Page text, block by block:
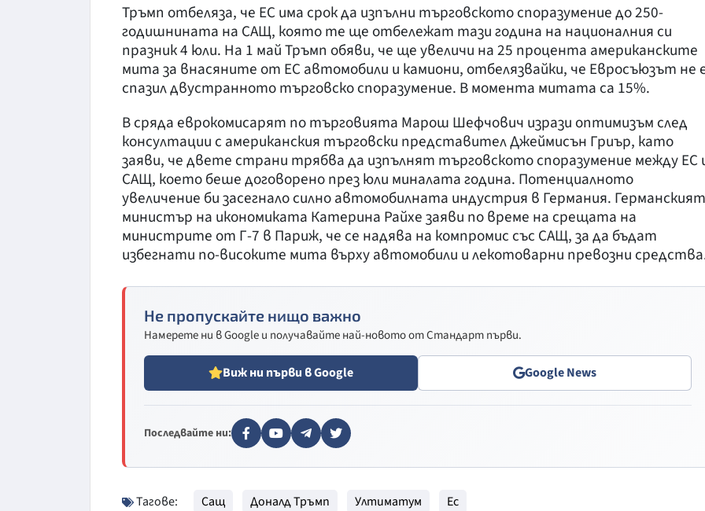
Тръмп отбеляза, че ЕС има срок да изпълни търговското споразумение до 250-
годишнината на САЩ, която те ще отбележат тази година на националния си
празник 4 юли. На 1 май Тръмп обяви, че ще увеличи на 25 процента американските
мита за внасяните от ЕС автомобили и камиони, отбелязвайки, че Евросъюзът не
спазил двустранното търговско споразумение. В момента митата са 15%.
В сряда еврокомисарят по търговията Марош Шефчович изрази оптимизъм след
консултации с американския търговски представител Джеймисън Гриър, като
заяви, че двете страни трябва да изпълнят търговското споразумение между ЕС
САЩ, което беше договорено през юли миналата година. Потенциалното
увеличение би засегнало силно автомобилната индустрия в Германия. Германският
министър на икономиката Катерина Райхе заяви по време на срещата на
министрите от Г-7 в Париж, че се надява на компромис със САЩ, за да бъдат
избегнати по-високите мита върху автомобили и лекотоварни превозни
Не пропускайте нищо важно
Намерете ни в Google и получавайте най-новото от Стандарт първи.
Виж ни първи в Google Google News
Последвайте ни:
Тагове: Сащ Доналд Тръмп Ултиматум Ес